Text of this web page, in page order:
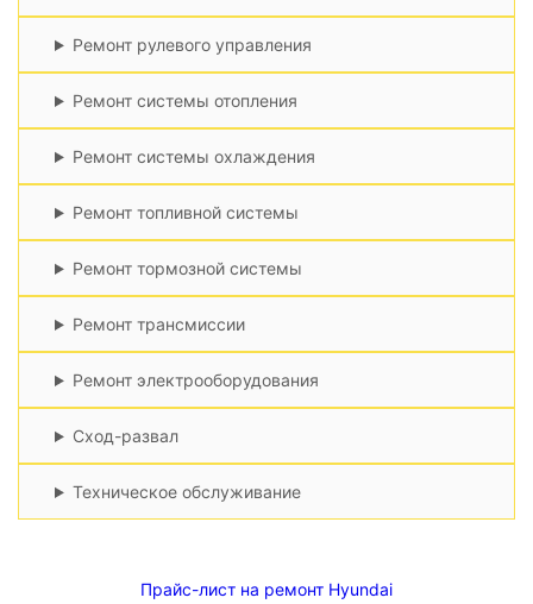
Ремонт рулевого управления
Ремонт системы отопления
Ремонт системы охлаждения
Ремонт топливной системы
Ремонт тормозной системы
Ремонт трансмиссии
Ремонт электрооборудования
Сход-развал
Техническое обслуживание
Прайс-лист на ремонт Hyundai